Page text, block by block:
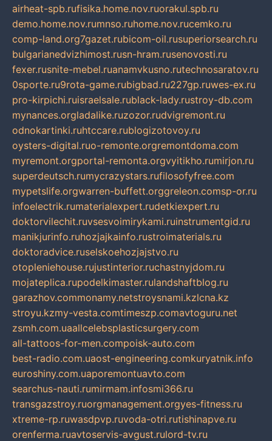
airheat-spb.rufisika.home.nov.ruorakul.spb.ru
demo.home.nov.rumnso.ruhome.nov.rucemko.ru
comp-land.org7gazet.rubicom-oil.rusuperiorsearch.ru
bulgarianedvizhimost.rusn-hram.rusenovosti.ru
fexer.rusnite-mebel.ruanamvkusno.rutechnosaratov.ru
0sporte.ru9rota-game.rubigbad.ru227gp.ruwes-ex.ru
pro-kirpichi.ruisraelsale.rublack-lady.rustroy-db.com
mynances.orgladalike.ruzozor.rudvigremont.ru
odnokartinki.ruhtccare.rublogizotovoy.ru
oysters-digital.ruo-remonte.orgremontdoma.com
myremont.orgportal-remonta.orgvyitikho.rumirjon.ru
superdeutsch.rumycrazystars.rufilosofyfree.com
mypetslife.orgwarren-buffett.orggreleon.comsp-or.ru
infoelectrik.rumaterialexpert.rudetkiexpert.ru
doktorvilechit.ruvsesvoimirykami.ruinstrumentgid.ru
manikjurinfo.ruhozjajkainfo.rustroimaterials.ru
doktoradvice.ruselskoehozjajstvo.ru
otopleniehouse.rujustinterior.ruchastnyjdom.ru
mojateplica.rupodelkimaster.rulandshaftblog.ru
garazhov.commonamy.netstroysnami.kzlcna.kz
stroyu.kzmy-vesta.comtimeszp.comavtoguru.net
zsmh.com.uaallcelebsplasticsurgery.com
all-tattoos-for-men.compoisk-auto.com
best-radio.com.uaost-engineering.comkuryatnik.info
euroshiny.com.uaporemontuavto.com
searchus-nauti.rumirmam.infosmi366.ru
transgazstroy.ruorgmanagement.orgyes-fitness.ru
xtreme-rp.ruwasdpvp.ruvoda-otri.rutishinapve.ru
orenferma.ruavtoservis-avgust.rulord-tv.ru